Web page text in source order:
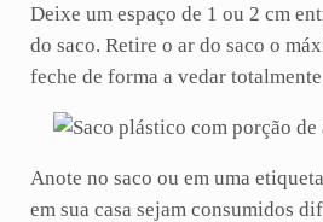
Deixe um espaço de 1 ou 2 cm
do saco. Retire o ar do saco o
feche de forma a vedar
Anote no saco ou em uma
em sua casa sejam consumidos